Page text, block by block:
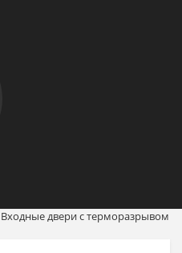
Входные двери с терморазрывом